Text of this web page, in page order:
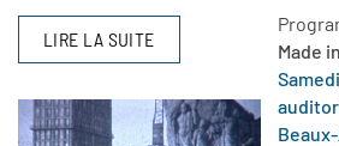
LIRE LA SUITE
Made